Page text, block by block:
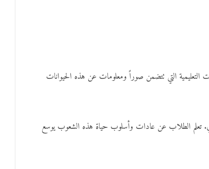
التعليمية التي تتضمن صوراً ومعلومات عن هذه الحيوانات
تعلم الطلاب عن عادات وأسلوب حياة هذه الشعوب يوسع